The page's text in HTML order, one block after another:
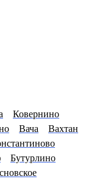
Ковернино
Вача
Вахтан
Бутурлино